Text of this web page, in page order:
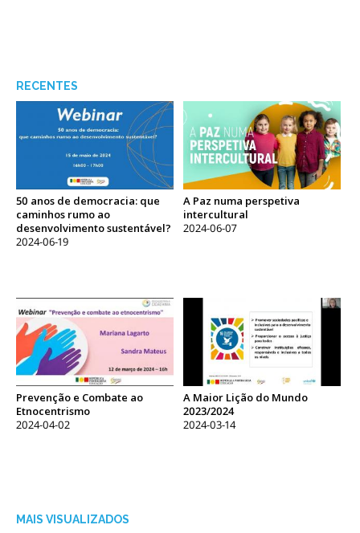
RECENTES
50 anos de democracia: que
caminhos rumo ao
desenvolvimento sustentável?
2024-06-19
A Paz numa perspetiva
intercultural
2024-06-07
Prevenção e Combate ao
Etnocentrismo
2024-04-02
A Maior Lição do Mundo
2023/2024
2024-03-14
MAIS VISUALIZADOS